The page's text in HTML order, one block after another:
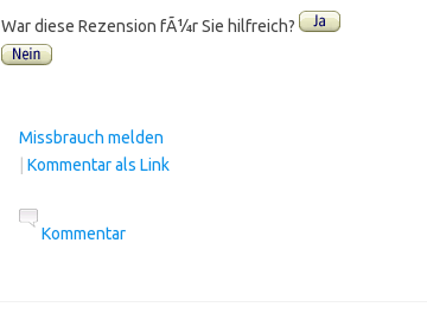
War diese Rezension fÃ¼r Sie hilfreich?
Missbrauch melden
Kommentar als Link
Kommentar